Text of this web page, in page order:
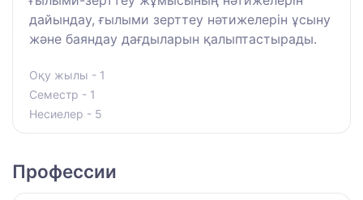
дайындау, ғылыми зерттеу нәтижелерін ұсыну
және баяндау дағдыларын қалыптастырады.
Оқу жылы - 1
Семестр - 1
Несиелер - 5
Профессии